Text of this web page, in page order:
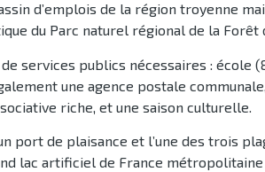
d’emplois de la région troyenne
du Parc naturel régional de la Forêt
services publics nécessaires : école
une agence postale
riche, et une saison culturelle.
port de plaisance et l’une des trois
lac artificiel de France métropolitaine